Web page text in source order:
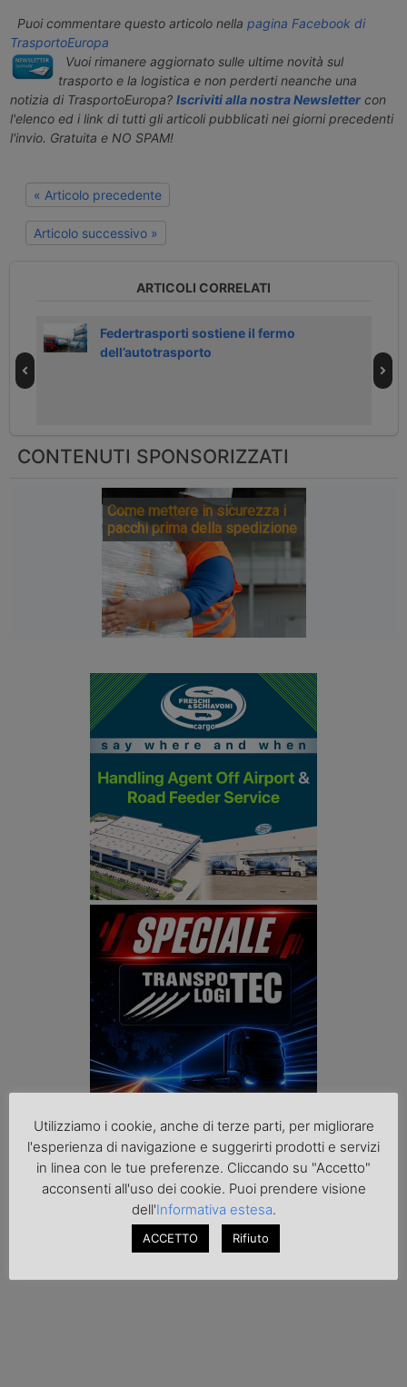
Puoi commentare questo articolo nella pagina Facebook di
TrasportoEuropa
Vuoi rimanere aggiornato sulle ultime novità sul
trasporto e la logistica e non perderti neanche una
notizia di TrasportoEuropa? Iscriviti alla nostra Newslettercon
l'elenco ed i link di tutti gli articoli pubblicati nei giorni precedenti
l'invio. Gratuita e NO SPAM!
« Articolo precedente
Articolo successivo »
ARTICOLI CORRELATI
Federtrasporti sostiene il fermo
dell’autotrasporto
CONTENUTI SPONSORIZZATI
Come mettere in sicurezza i
pacchi prima della spedizione
Utilizziamo i cookie, anche di terze parti, per migliorare
l'esperienza di navigazione e suggerirti prodotti e servizi
in linea con le tue preferenze. Cliccando su "Accetto"
acconsenti all'uso dei cookie. Puoi prendere visione
dell'Informativa estesa.
ACCETTO Rifiuto